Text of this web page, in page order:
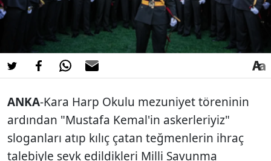
ANKA-Kara Harp Okulu mezuniyet töreninin
ardından "Mustafa Kemal'in askerleriyiz"
sloganları atıp kılıç çatan teğmenlerin ihraç
talebiyle sevk edildikleri Milli Savunma